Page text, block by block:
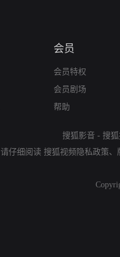
会员
会员特权
会员剧场
帮助
搜狐影音 - 搜
请仔细阅读 搜狐视频隐私政策、